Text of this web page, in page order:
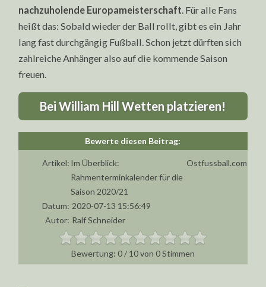
nachzuholende Europameisterschaft . Für alle Fans
heißt das: Sobald wieder der Ball rollt, gibt es ein Jahr
lang fast durchgängig Fußball. Schon jetzt dürften sich
zahlreiche Anhänger also auf die kommende Saison
freuen.
Bei William Hill Wetten platzieren!
Artikel: Im Überblick:
Rahmenterminkalender für die
Saison 2020/21
Ostfussball.com
Datum: 2020-07-13 15:56:49
Autor: Ralf Schneider
0/ 10von 0Stimmen